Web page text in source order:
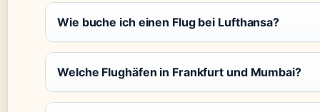
Wie buche ich einen Flug bei Lufthansa?
Welche Flughäfen in Frankfurt und Mumbai?